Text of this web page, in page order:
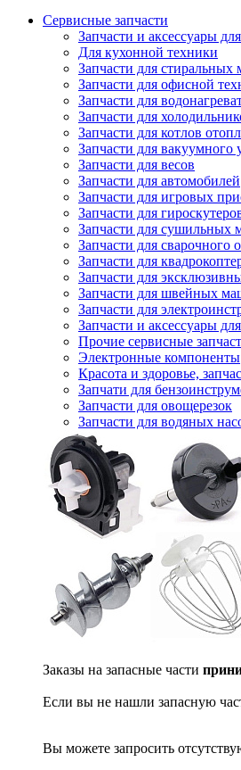
Сервисные запчасти
Запчасти и аксессуары
Для кухонной техники
Запчасти для стиральных
Запчасти для офисной
Запчасти для
Запчасти для
Запчасти для котлов
Запчасти для вакуумного
Запчасти для весов
Запчасти для автомобилей
Запчасти для игровых
Запчасти для
Запчасти для сушильных
Запчасти для сварочного
Запчасти для
Запчасти для
Запчасти для швейных
Запчасти для
Запчасти и аксессуары
Прочие сервисные
Электронные компоненты
Красота и здоровье,
Запчати для
Запчасти для овощерезок
Запчасти для водяных
Заказы на запасные части
Если вы не нашли запасную
Вы можете запросить